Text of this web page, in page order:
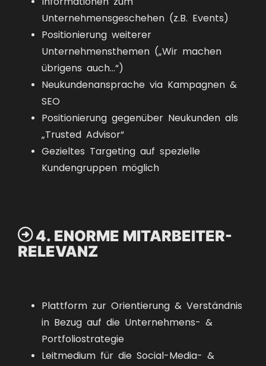
Unternehmensgeschehen (z.B. Events)
Positionierung weiterer
Unternehmensthemen („Wir machen
übrigens auch…“)
Neukundenansprache via Kampagnen &
SEO
Positionierung gegenüber Neukunden als
„Trusted Advisor“
Gezieltes Targeting auf spezielle
Kundengruppen möglich
 4. ENORME MITARBEITER-
RELEVANZ
Plattform zur Orientierung & Verständnis
in Bezug auf die Unternehmens- &
Portfoliostrategie
Leitmedium für die Social-Media- &